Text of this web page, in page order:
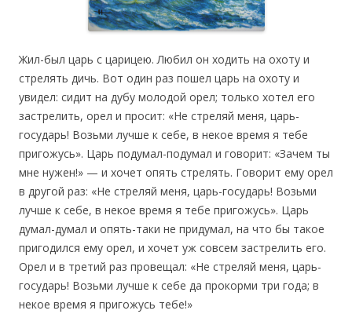
Жил-был царь с царицею. Любил он ходить на охоту и
стрелять дичь. Вот один раз пошел царь на охоту и
увидел: сидит на дубу молодой орел; только хотел его
застрелить, орел и просит: «Не стреляй меня, царь-
государь! Возьми лучше к себе, в некое время я тебе
пригожусь». Царь подумал-подумал и говорит: «Зачем ты
мне нужен!» — и хочет опять стрелять. Говорит ему орел
в другой раз: «Не стреляй меня, царь-государь! Возьми
лучше к себе, в некое время я тебе пригожусь». Царь
думал-думал и опять-таки не придумал, на что бы такое
пригодился ему орел, и хочет уж совсем застрелить его.
Орел и в третий раз провещал: «Не стреляй меня, царь-
государь! Возьми лучше к себе да прокорми три года; в
некое время я пригожусь тебе!»